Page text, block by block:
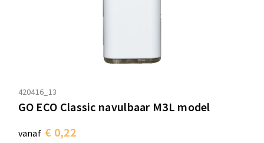
420416_13
GO ECO Classic navulbaar M3L model
vanaf € 0,22